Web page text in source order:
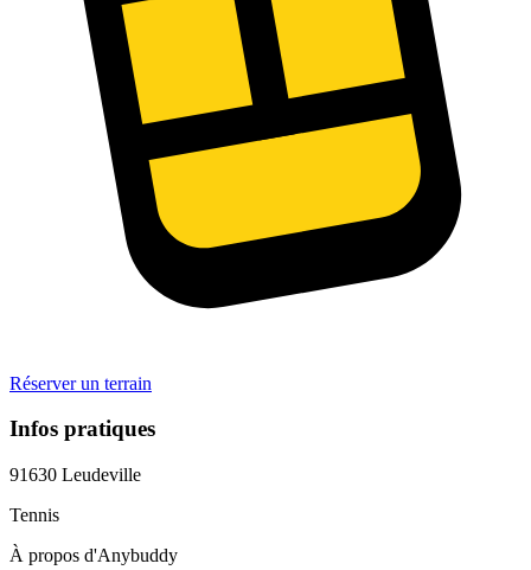
Réserver un terrain
Infos pratiques
91630 Leudeville
Tennis
À propos d'Anybuddy